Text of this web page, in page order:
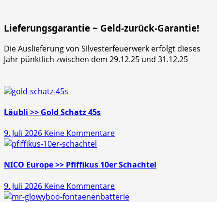
Lieferungsgarantie ~ Geld-zurück-Garantie!
Die Auslieferung von Silvesterfeuerwerk erfolgt dieses
Jahr pünktlich zwischen dem 29.12.25 und 31.12.25
Läubli >> Gold Schatz 45s
9. Juli 2026 Keine Kommentarezu
Gold
45s
NICO Europe >> Pfiffikus 10er Schachtel
9. Juli 2026 Keine Kommentarezu
NICO